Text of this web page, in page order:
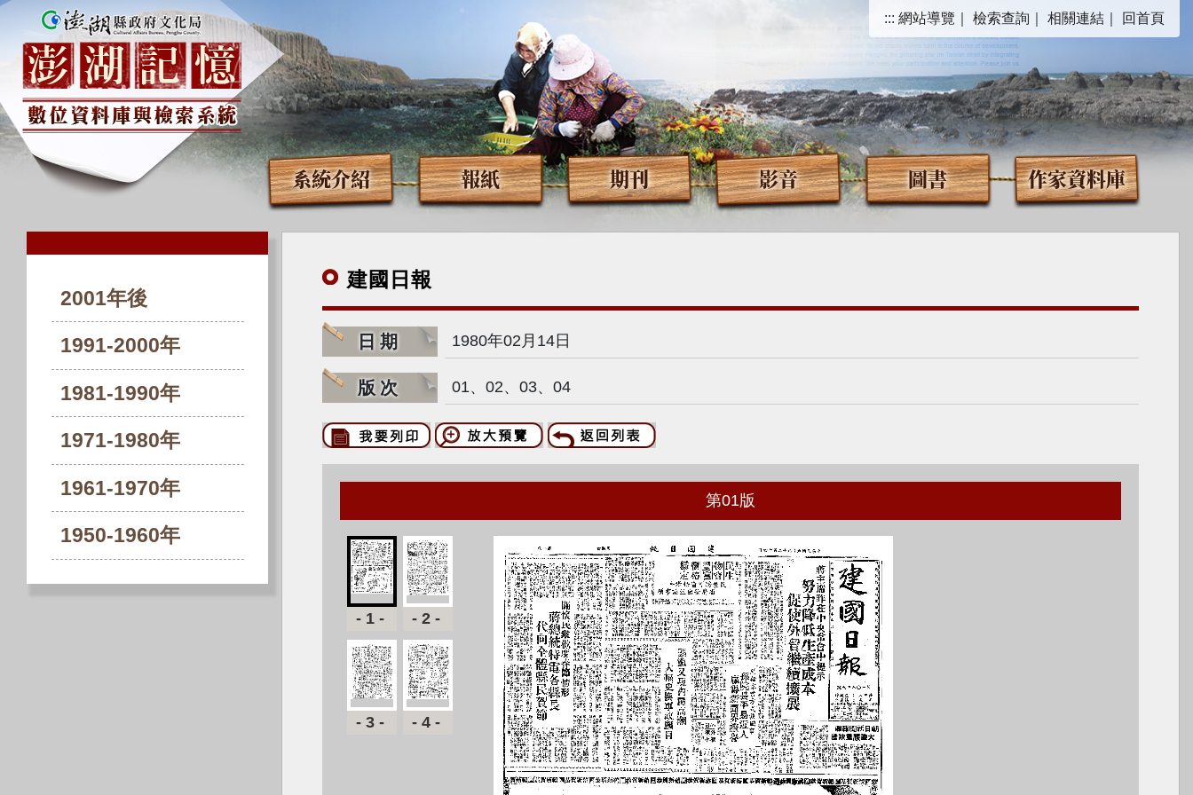
::: 網站導覽 檢索查詢 相關連結 回首頁
系統介紹 報紙 期刊 影音 圖書 作家資料庫
2001年後
1991-2000年
1981-1990年
1971-1980年
1961-1970年
1950-1960年
建國 日報
日期 1980年02月14日
版次 01、02、03、04
第01版
-1- -2-
-3- -4-